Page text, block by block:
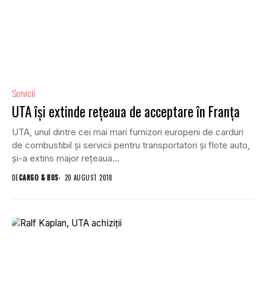
Servicii
UTA își extinde rețeaua de acceptare în Franța
UTA, unul dintre cei mai mari furnizori europeni de carduri
de combustibil și servicii pentru transportatori și flote auto,
și-a extins major rețeaua...
DECARGO & BUS 20 AUGUST 2018